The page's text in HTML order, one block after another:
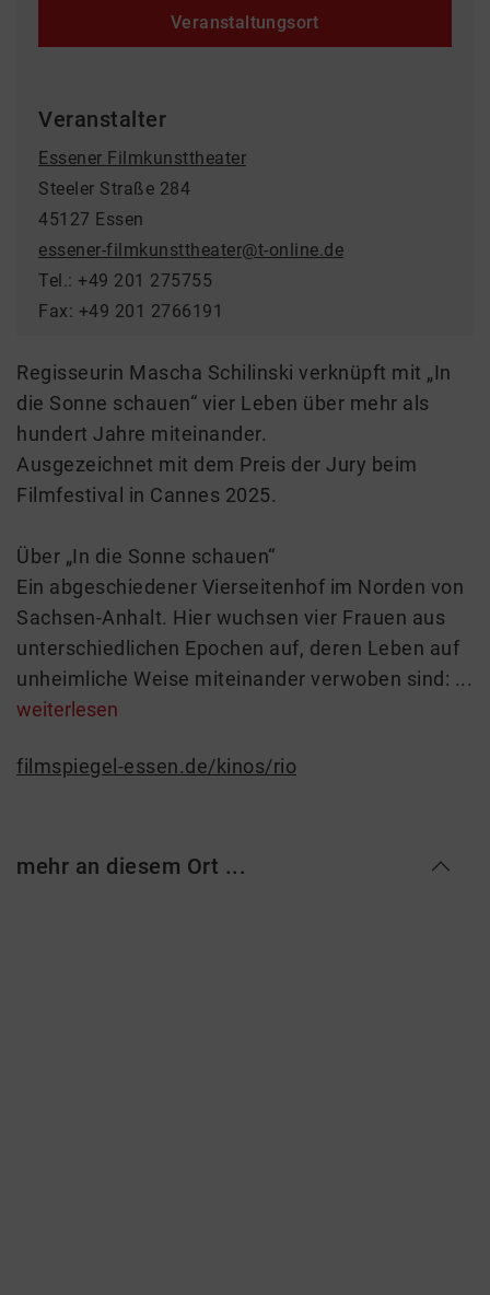
Veranstaltungsort
Veranstalter
Essener Filmkunsttheater
Steeler Straße 284
45127 Essen
essener-filmkunsttheater@t-online.de
Tel.: +49 201 275755
Fax: +49 201 2766191
Regisseurin Mascha Schilinski verknüpft mit „In
die Sonne schauen“ vier Leben über mehr als
hundert Jahre miteinander.
Ausgezeichnet mit dem Preis der Jury beim
Filmfestival in Cannes 2025.
Über „In die Sonne schauen“
Ein abgeschiedener Vierseitenhof im Norden von
Sachsen-Anhalt. Hier wuchsen vier Frauen aus
unterschiedlichen Epochen auf, deren Leben auf
unheimliche Weise miteinander verwoben sind: ...
weiterlesen
filmspiegel-essen.de/kinos/rio
mehr an diesem Ort ...